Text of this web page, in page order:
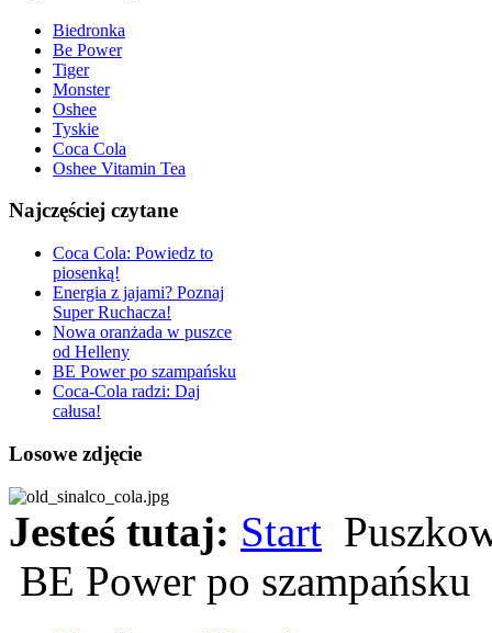
Biedronka
Be Power
Tiger
Monster
Oshee
Tyskie
Coca Cola
Oshee Vitamin Tea
Najczęściej czytane
Coca Cola: Powiedz to
piosenką!
Energia z jajami? Poznaj
Super Ruchacza!
Nowa oranżada w puszce
od Helleny
BE Power po szampańsku
Coca-Cola radzi: Daj
całusa!
Losowe zdjęcie
Jesteś tutaj: Start
BE Power po szampańsku